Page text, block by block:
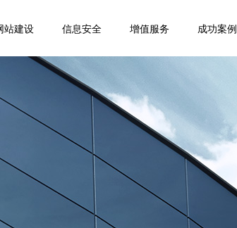
站建设 信息安全 增值服务 成功案例